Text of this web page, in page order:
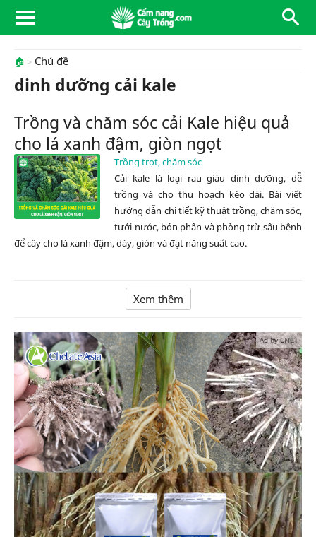
🏠 Chủ đề
dinh dưỡng cải kale
Trồng và chăm sóc cải Kale hiệu quả
cho lá xanh đậm, giòn ngọt
Trồng trọt, chăm sóc
Cải kale là loại rau giàu dinh dưỡng, dễ
trồng và cho thu hoạch kéo dài. Bài viết
hướng dẫn chi tiết kỹ thuật trồng, chăm sóc,
tưới nước, bón phân và phòng trừ sâu bệnh
để cây cho lá xanh đậm, dày, giòn và đạt năng suất cao.
Xem thêm
Ad by CNCT